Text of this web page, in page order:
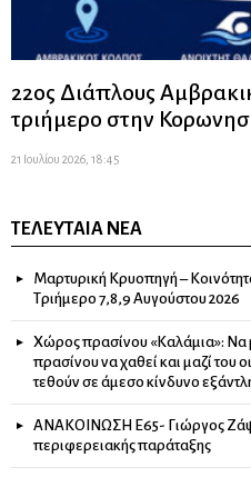
22ος Διάπλους
τριήμερο στην
21 Ιουλίου 2026, 18:45
ΤΕΛΕΥΤΑΊΑ ΝΈΑ
Μαρτυρική Κρυοπηγή –
Τριήμερο 7,8,9 Αυγούστου 2026
Χώρος πρασίνου «Καλάμια»:
πρασίνου να χαθεί και μαζί του
τεθούν σε άμεσο κίνδυνο
ΑΝΑΚΟΙΝΩΣΗ Ε65- Γιώργος
περιφερειακής παράταξης